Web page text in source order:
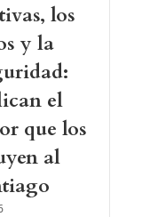
los
y la
el
que los
al